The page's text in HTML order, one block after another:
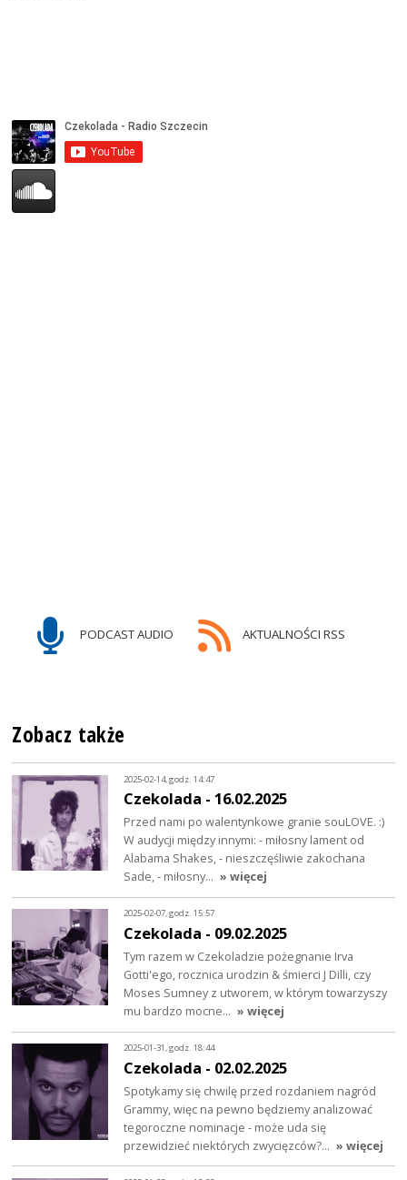
PODCAST AUDIO AKTUALNOŚCI RSS
Zobacz także
2025-02-14, godz. 14:47
Czekolada - 16.02.2025
Przed nami po walentynkowe granie souLOVE. :)
W audycji między innymi: - miłosny lament od
Alabama Shakes, - nieszczęśliwie zakochana
Sade, - miłosny… » więcej
2025-02-07, godz. 15:57
Czekolada - 09.02.2025
Tym razem w Czekoladzie pożegnanie Irva
Gotti'ego, rocznica urodzin & śmierci J Dilli, czy
Moses Sumney z utworem, w którym towarzyszy
mu bardzo mocne… » więcej
2025-01-31, godz. 18:44
Czekolada - 02.02.2025
Spotykamy się chwilę przed rozdaniem nagród
Grammy, więc na pewno będziemy analizować
tegoroczne nominacje - może uda się
przewidzieć niektórych zwycięzców?… » więcej